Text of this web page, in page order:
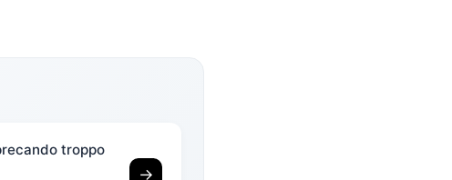
troppo
→